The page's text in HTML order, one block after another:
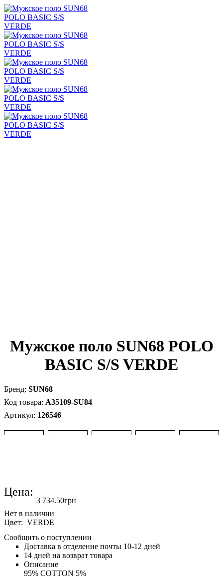
Мужское поло SUN68 POLO
BASIC S/S VERDE
SUN68
A35109-SU84
126546
Цена:
3 734.50грн
Цвет: VERDE
Сообщить о поступлении
Доставка в отделение почты 10-12 дней
14 дней на возврат товара
Описание
95% COTTON 5%